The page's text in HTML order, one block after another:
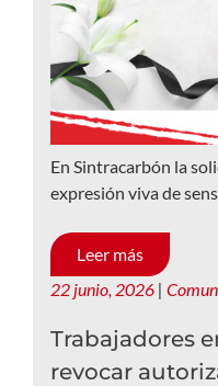
En Sintracarbón la
expresión viva de
Leer más
22 junio, 2026 |
Trabajadores
revocar